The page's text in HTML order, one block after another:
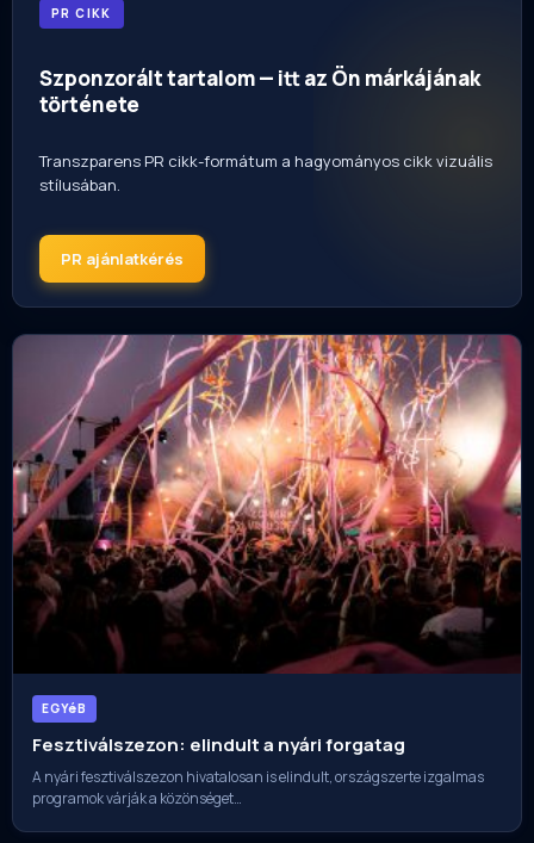
PR CIKK
Szponzorált tartalom — itt az Ön márkájának
története
Transzparens PR cikk-formátum a hagyományos cikk vizuális
stílusában.
PR ajánlatkérés
EGYéB
Fesztiválszezon: elindult a nyári forgatag
A nyári fesztiválszezon hivatalosan is elindult, országszerte izgalmas
programok várják a közönséget…